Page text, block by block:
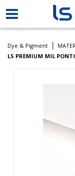
Dye & Pigment
LS PREMIUM MIL